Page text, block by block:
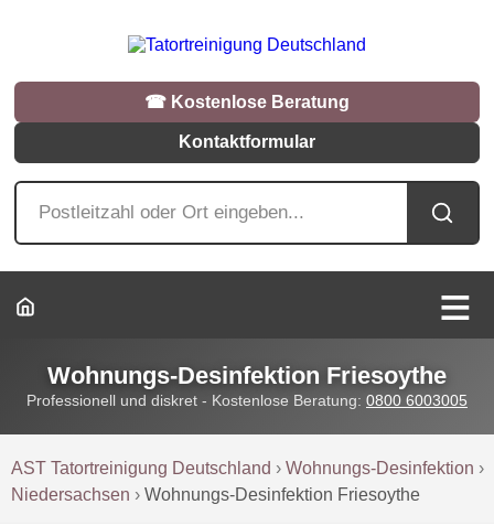
☎︎ Kostenlose Beratung
Kontaktformular
Wohnungs-Desinfektion Friesoythe
Professionell und diskret - Kostenlose Beratung: 0800 6003005
AST Tatortreinigung Deutschland ›Wohnungs-Desinfektion ›
Niedersachsen ›Wohnungs-Desinfektion Friesoythe